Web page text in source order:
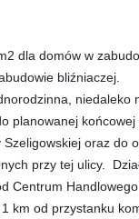
dla domów w
bliźniaczej.
niedaleko
planowanej
oraz do
przy tej ulicy.
Centrum
km od przystanku